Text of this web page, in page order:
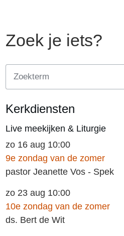
Zoek je iets?
Kerkdiensten
Live meekijken & Liturgie
zo 16 aug 10:00
9e zondag van de zomer
pastor Jeanette Vos - Spek
zo 23 aug 10:00
10e zondag van de zomer
ds. Bert de Wit